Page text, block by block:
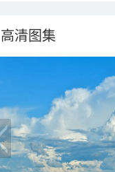
高清图集